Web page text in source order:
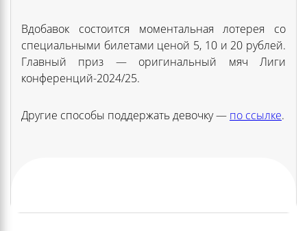
Вдобавок состоится моментальная лотерея со
специальными билетами ценой 5, 10 и 20 рублей.
Главный приз — оригинальный мяч Лиги
конференций-2024/25.
Другие способы поддержать девочку — по ссылке.